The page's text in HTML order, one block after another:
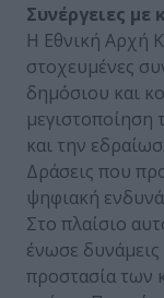
Συνέργειες
Η Εθνική Αρχή
στοχευμένες
δημόσιου και
μεγιστοποίηση
και την
Δράσεις που
ψηφιακή
Στο πλαίσιο
ένωσε
προστασία των